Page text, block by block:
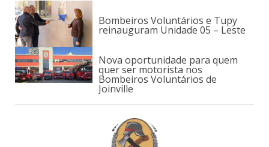
Bombeiros Voluntários e Tupy
reinauguram Unidade 05 – Leste
Nova oportunidade para quem
quer ser motorista nos
Bombeiros Voluntários de
Joinville